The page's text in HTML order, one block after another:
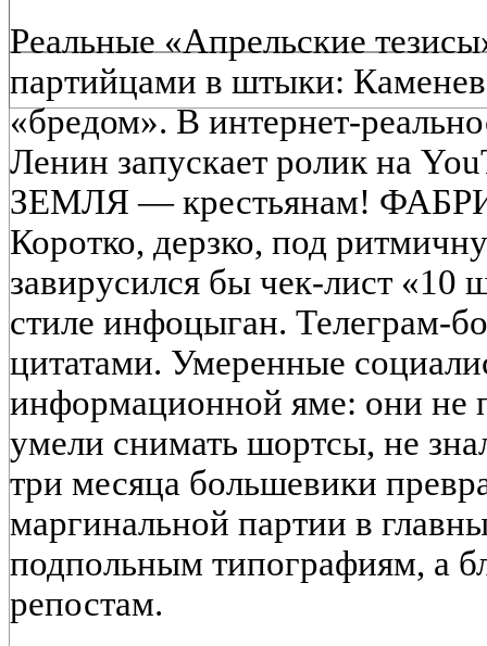
Реальные «Апрельские
партийцами в штыки:
«бредом». В
Ленин запускает ролик на
ЗЕМЛЯ — крестьянам!
Коротко, дерзко, под
завирусился бы чек-лист «10
стиле инфоцыган.
цитатами. Умеренные
информационной яме: они не
умели снимать шортсы, не
три месяца большевики
маргинальной партии в
подпольным типографиям, а
репостам.